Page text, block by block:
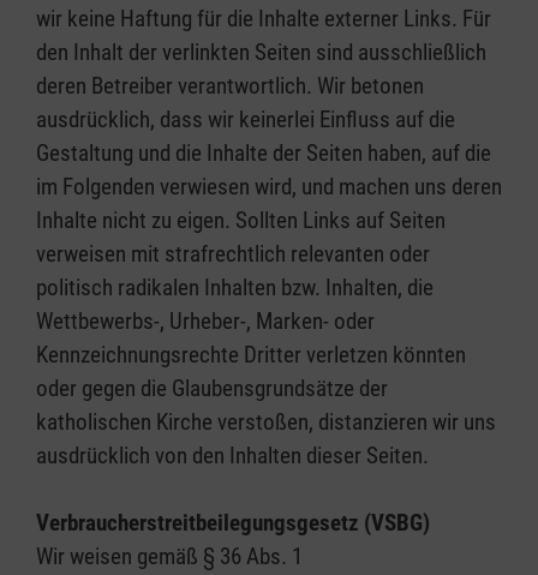
wir keine Haftung für die Inhalte externer Links. Für
den Inhalt der verlinkten Seiten sind ausschließlich
deren Betreiber verantwortlich. Wir betonen
ausdrücklich, dass wir keinerlei Einfluss auf die
Gestaltung und die Inhalte der Seiten haben, auf die
im Folgenden verwiesen wird, und machen uns deren
Inhalte nicht zu eigen. Sollten Links auf Seiten
verweisen mit strafrechtlich relevanten oder
politisch radikalen Inhalten bzw. Inhalten, die
Wettbewerbs-, Urheber-, Marken- oder
Kennzeichnungsrechte Dritter verletzen könnten
oder gegen die Glaubensgrundsätze der
katholischen Kirche verstoßen, distanzieren wir uns
ausdrücklich von den Inhalten dieser Seiten.
Verbraucherstreitbeilegungsgesetz (VSBG)
Wir weisen gemäß § 36 Abs. 1